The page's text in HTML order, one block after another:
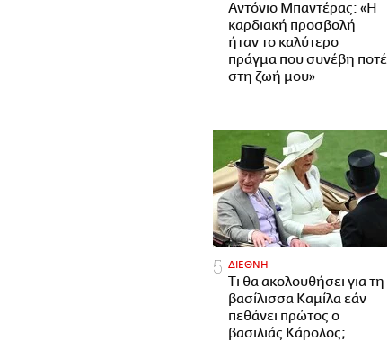
Αντόνιο Μπαντέρας: «Η
καρδιακή προσβολή
ήταν το καλύτερο
πράγμα που συνέβη ποτέ
στη ζωή μου»
ΔΙΕΘΝΗ
Τι θα ακολουθήσει για τη
βασίλισσα Καμίλα εάν
πεθάνει πρώτος ο
βασιλιάς Κάρολος;